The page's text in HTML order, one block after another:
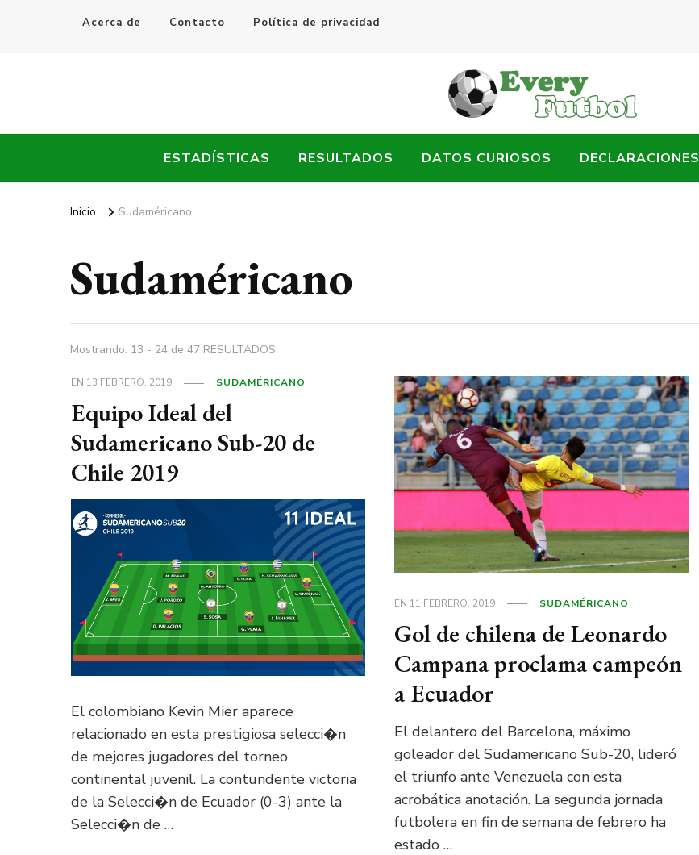
Acerca de Contacto Política de privacidad
Every Fútbol
ESTADÍSTICAS RESULTADOS DATOS CURIOSOS DECLARACIONES
Inicio Sudaméricano
Sudaméricano
Mostrando: 13 - 24 de 47 RESULTADOS
EN 13 FEBRERO, 2019 SUDAMÉRICANO
Equipo Ideal del
Sudamericano Sub-20 de
Chile 2019
El colombiano Kevin Mier aparece
relacionado en esta prestigiosa selecci�n
de mejores jugadores del torneo
continental juvenil. La contundente victoria
de la Selecci�n de Ecuador (0-3) ante la
Selecci�n de …
EN 11 FEBRERO, 2019 SUDAMÉRICANO
Gol de chilena de Leonardo
Campana proclama campeón
a Ecuador
El delantero del Barcelona, máximo
goleador del Sudamericano Sub-20, lideró
el triunfo ante Venezuela con esta
acrobática anotación. La segunda jornada
futbolera en fin de semana de febrero ha
estado …